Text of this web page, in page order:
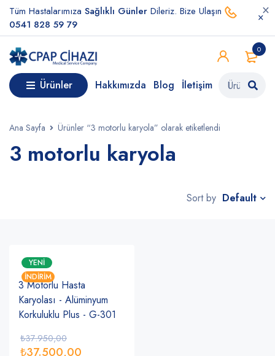
Tüm Hastalarımıza Sağlıklı Günler Dileriz. Bize Ulaşın
0541 828 59 79
0
Ürünler Hakkımızda Blog İletişim
Ana Sayfa Ürünler “3 motorlu karyola” olarak etiketlendi
3 motorlu karyola
Sort by Default
YENI
İNDIRIM
3 Motorlu Hasta
Karyolası - Alüminyum
Korkuluklu Plus - G-301
₺37.950,00
₺37.500,00